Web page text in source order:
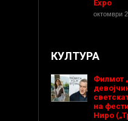
Expo
октомври
КУЛТУРА
Филмот
на
Ниро